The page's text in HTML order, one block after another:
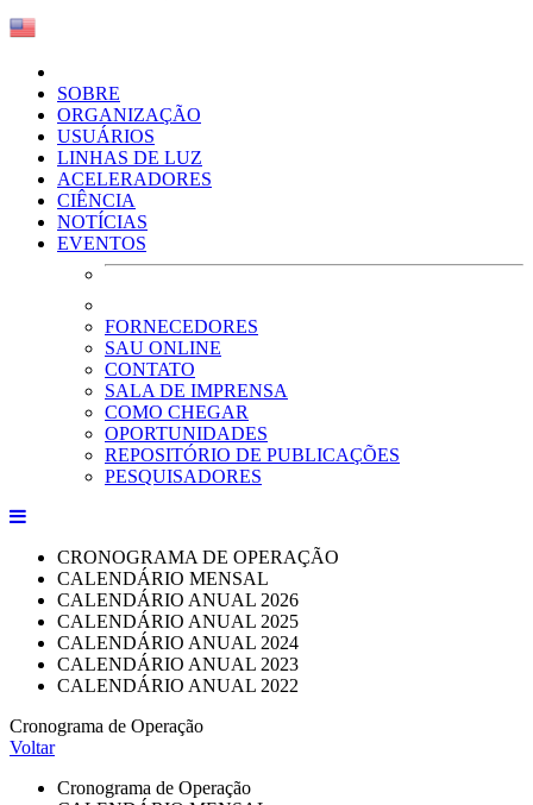
SOBRE
ORGANIZAÇÃO
USUÁRIOS
LINHAS DE LUZ
ACELERADORES
CIÊNCIA
NOTÍCIAS
EVENTOS
FORNECEDORES
SAU ONLINE
CONTATO
SALA DE IMPRENSA
COMO CHEGAR
OPORTUNIDADES
REPOSITÓRIO DE PUBLICAÇÕES
PESQUISADORES
CRONOGRAMA DE OPERAÇÃO
CALENDÁRIO MENSAL
CALENDÁRIO ANUAL 2026
CALENDÁRIO ANUAL 2025
CALENDÁRIO ANUAL 2024
CALENDÁRIO ANUAL 2023
CALENDÁRIO ANUAL 2022
Cronograma de Operação
Voltar
Cronograma de Operação